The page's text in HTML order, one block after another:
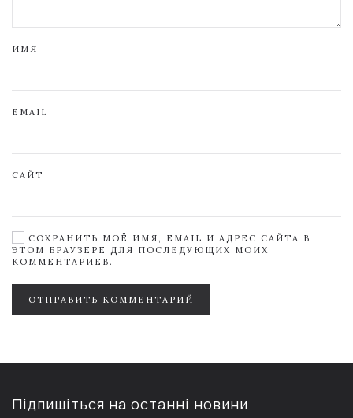
ИМЯ
EMAIL
САЙТ
СОХРАНИТЬ МОЁ ИМЯ, EMAIL И АДРЕС САЙТА В
ЭТОМ БРАУЗЕРЕ ДЛЯ ПОСЛЕДУЮЩИХ МОИХ
КОММЕНТАРИЕВ.
ОТПРАВИТЬ КОММЕНТАРИЙ
Підпишіться на останні новини